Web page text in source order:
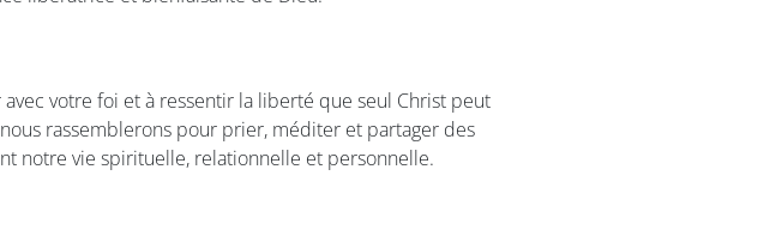
votre foi et à ressentir la liberté que seul Christ peut
rassemblerons pour prier, méditer et partager des
notre vie spirituelle, relationnelle et personnelle.